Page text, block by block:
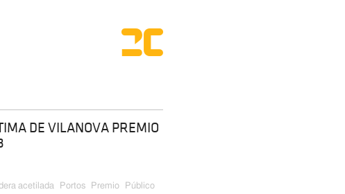
DE VILANOVA PREMIO
acetilada Portos Premio
Público